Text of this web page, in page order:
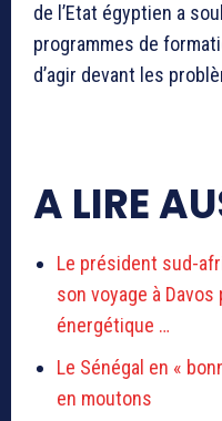
de l’Etat égyptien a
programmes de
d’agir devant les
A LIRE
Le président sud-
son voyage à
énergétique …
Le Sénégal en «
en moutons